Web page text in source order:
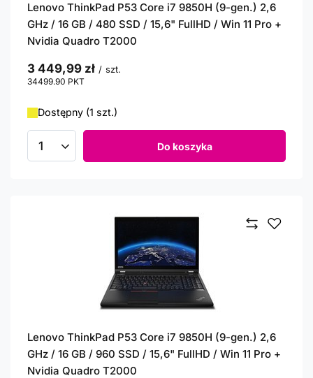
Lenovo ThinkPad P53 Core i7 9850H (9-gen.) 2,6
GHz / 16 GB / 480 SSD / 15,6" FullHD / Win 11 Pro +
Nvidia Quadro T2000
3 449,99 zł / szt.
34499.90 PKT
Dostępny (1 szt.)
Ilość produktów Do koszyka
Lenovo ThinkPad P53 Core i7 9850H (9-gen.) 2,6
GHz / 16 GB / 960 SSD / 15,6" FullHD / Win 11 Pro +
Nvidia Quadro T2000